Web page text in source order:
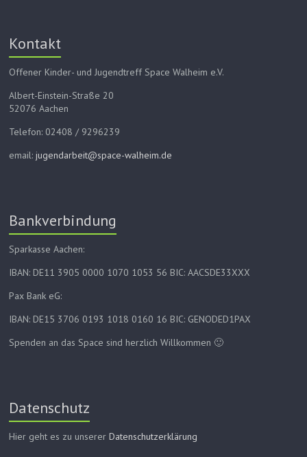
Kontakt
Offener Kinder- und Jugendtreff Space Walheim e.V.
Albert-Einstein-Straße 20
52076 Aachen
Telefon: 02408 / 9296239
email:jugendarbeit@space-walheim.de
Bankverbindung
Sparkasse Aachen:
IBAN: DE11 3905 0000 1070 1053 56 BIC: AACSDE33XXX
Pax Bank eG:
IBAN: DE15 3706 0193 1018 0160 16 BIC: GENODED1PAX
Spenden an das Space sind herzlich Willkommen 🙂
Datenschutz
Hier geht es zu unsererDatenschutzerklärung